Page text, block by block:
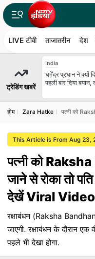
LIVE टीवी ताजातरीन देश
ट्रेडिंग खबरें
India
धर्मेंद्र प्रधान ने क्यों
पहली बार दिया
होम Zara Hatke पत्नी को
This Article is From Aug 23,
पत्नी को
जाने से रोका तो
देखें Viral Video
रक्षाबंधन (Raksha
जाएगी. रक्षाबंधन के दौरान
पहले भी देखा होगा.